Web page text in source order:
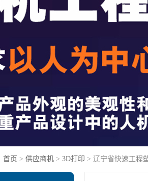
首页 > 供应商机 > 3D打印 > 辽宁省快速工程